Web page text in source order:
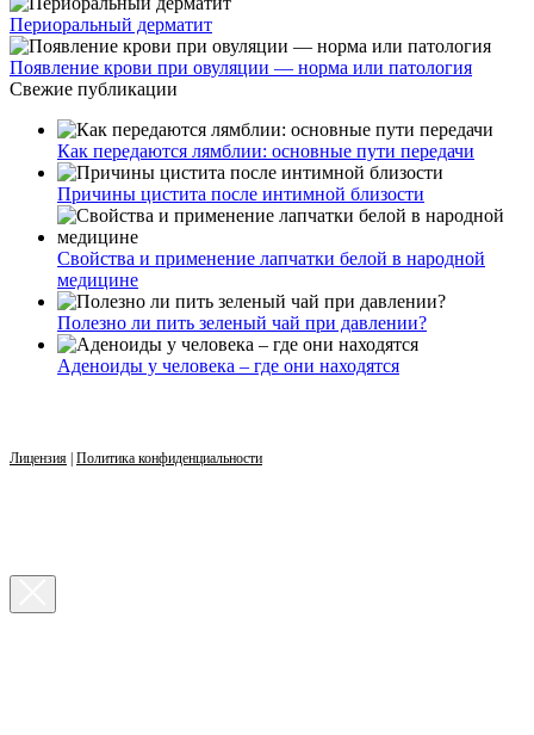
Периоральный дерматит
Появление крови при овуляции — норма или патология
Свежие публикации
Как передаются лямблии: основные пути передачи
Причины цистита после интимной близости
Свойства и применение лапчатки белой в народной
медицине
Полезно ли пить зеленый чай при давлении?
Аденоиды у человека – где они находятся
Лицензия Политика конфиденциальности